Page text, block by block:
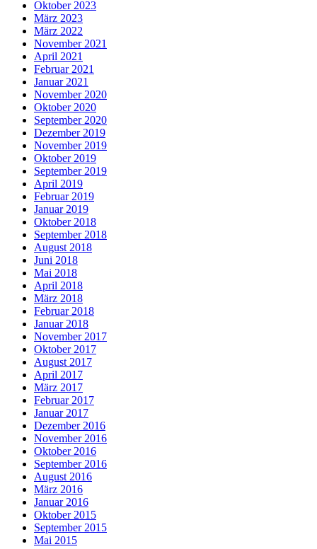
Oktober 2023
März 2023
März 2022
November 2021
April 2021
Februar 2021
Januar 2021
November 2020
Oktober 2020
September 2020
Dezember 2019
November 2019
Oktober 2019
September 2019
April 2019
Februar 2019
Januar 2019
Oktober 2018
September 2018
August 2018
Juni 2018
Mai 2018
April 2018
März 2018
Februar 2018
Januar 2018
November 2017
Oktober 2017
August 2017
April 2017
März 2017
Februar 2017
Januar 2017
Dezember 2016
November 2016
Oktober 2016
September 2016
August 2016
März 2016
Januar 2016
Oktober 2015
September 2015
Mai 2015